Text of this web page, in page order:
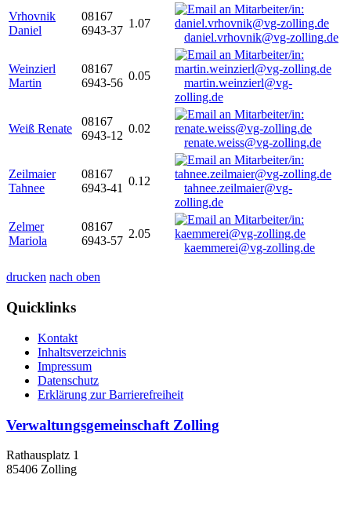
Vrhovnik
Daniel
08167
6943-37
1.07
daniel.vrhovnik@vg-zolling.de
Weinzierl
Martin
08167
6943-56
0.05
martin.weinzierl@vg-
zolling.de
Weiß Renate
08167
6943-12
0.02
renate.weiss@vg-zolling.de
Zeilmaier
Tahnee
08167
6943-41
0.12
tahnee.zeilmaier@vg-
zolling.de
Zelmer
Mariola
08167
6943-57
2.05
kaemmerei@vg-zolling.de
drucken nach oben
Quicklinks
Kontakt
Inhaltsverzeichnis
Impressum
Datenschutz
Erklärung zur Barrierefreiheit
Verwaltungsgemeinschaft Zolling
Rathausplatz 1
85406 Zolling